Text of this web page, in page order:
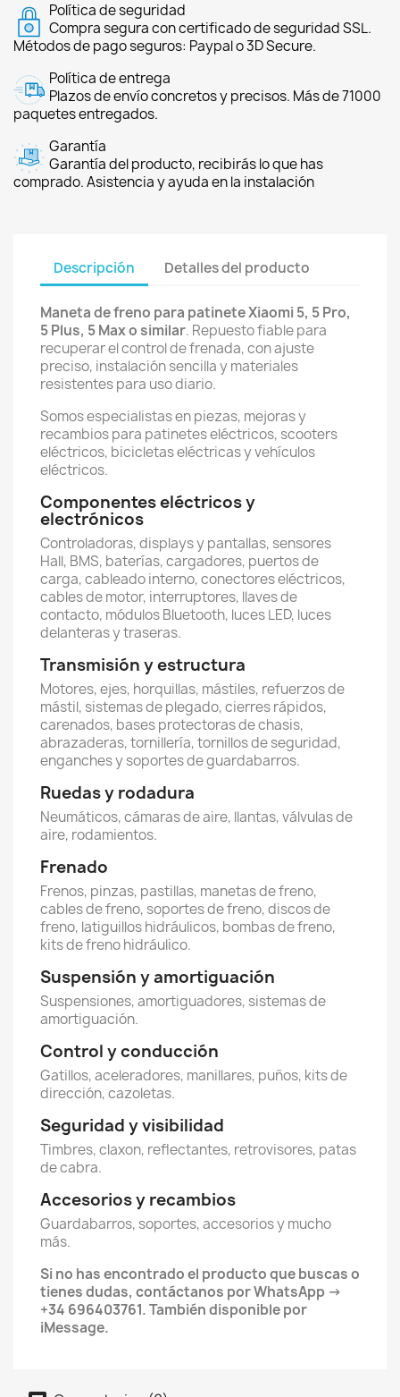
Política de seguridad
Compra segura con certificado de seguridad SSL.
Métodos de pago seguros: Paypal o 3D Secure.
Política de entrega
Plazos de envío concretos y precisos. Más de 71000
paquetes entregados.
Garantía
Garantía del producto, recibirás lo que has
comprado. Asistencia y ayuda en la instalación
Descripción Detalles del producto
Maneta de freno para patinete Xiaomi 5, 5 Pro,
5 Plus, 5 Max o similar. Repuesto fiable para
recuperar el control de frenada, con ajuste
preciso, instalación sencilla y materiales
resistentes para uso diario.
Somos especialistas en piezas, mejoras y
recambios para patinetes eléctricos, scooters
eléctricos, bicicletas eléctricas y vehículos
eléctricos.
Componentes eléctricos y
electrónicos
Controladoras, displays y pantallas, sensores
Hall, BMS, baterías, cargadores, puertos de
carga, cableado interno, conectores eléctricos,
cables de motor, interruptores, llaves de
contacto, módulos Bluetooth, luces LED, luces
delanteras y traseras.
Transmisión y estructura
Motores, ejes, horquillas, mástiles, refuerzos de
mástil, sistemas de plegado, cierres rápidos,
carenados, bases protectoras de chasis,
abrazaderas, tornillería, tornillos de seguridad,
enganches y soportes de guardabarros.
Ruedas y rodadura
Neumáticos, cámaras de aire, llantas, válvulas de
aire, rodamientos.
Frenado
Frenos, pinzas, pastillas, manetas de freno,
cables de freno, soportes de freno, discos de
freno, latiguillos hidráulicos, bombas de freno,
kits de freno hidráulico.
Suspensión y amortiguación
Suspensiones, amortiguadores, sistemas de
amortiguación.
Control y conducción
Gatillos, aceleradores, manillares, puños, kits de
dirección, cazoletas.
Seguridad y visibilidad
Timbres, claxon, reflectantes, retrovisores, patas
de cabra.
Accesorios y recambios
Guardabarros, soportes, accesorios y mucho
más.
Si no has encontrado el producto que buscas o
tienes dudas, contáctanos por WhatsApp →
+34 696403761. También disponible por
iMessage.